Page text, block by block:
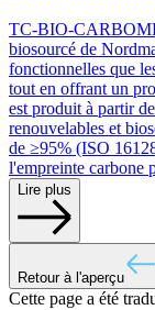
TC-BIO-
biosourcé de
fonctionnelles que
tout en offrant un
est produit à partir
renouvelables et
de ≥95% (ISO
l'empreinte carbone
Lire plus
Retour à l'aperçu
Cette page a été